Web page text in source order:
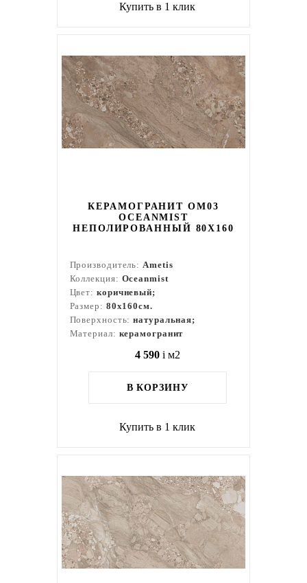
Купить в 1 клик
КЕРАМОГРАНИТ OM03
OCEANMIST
НЕПОЛИРОВАННЫЙ 80X160
Производитель:Ametis
Коллекция: Oceanmist
Цвет: коричневый;
Размер: 80x160см.
Поверхность:натуральная;
Материал: керамогранит
4 590 i м2
В КОРЗИНУ
Купить в 1 клик